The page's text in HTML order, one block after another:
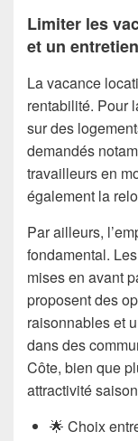
Limiter les
et un
La vacance
rentabilité. Pour
sur des
demandés
travailleurs en
également la
Par ailleurs,
fondamental.
mises en avant
proposent des
raisonnables et
dans des
Côte, bien que
attractivité
🌟 Choix